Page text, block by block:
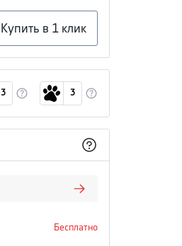
Купить в 1 клик
3 3
Бесплатно